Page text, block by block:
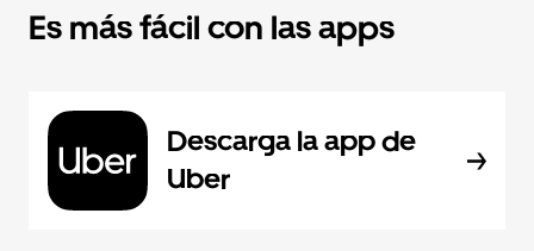
Es más fácil con las apps
Descarga la app de
Uber